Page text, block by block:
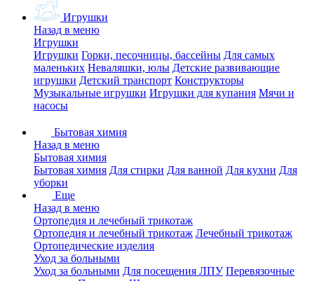
Игрушки
Назад в меню
Игрушки
Игрушки Горки, песочницы, бассейны Для самых
маленьких Неваляшки, юлы Детские развивающие
игрушки Детский транспорт Конструкторы
Музыкальные игрушки Игрушки для купания Мячи и
насосы
Бытовая химия
Назад в меню
Бытовая химия
Бытовая химия Для стирки Для ванной Для кухни Для
уборки
Еще
Назад в меню
Ортопедия и лечебный трикотаж
Ортопедия и лечебный трикотаж Лечебный трикотаж
Ортопедические изделия
Уход за больными
Уход за больными Для посещения ЛПУ Перевязочные